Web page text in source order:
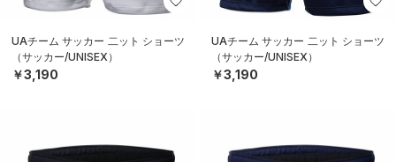
UAチーム サッカー 二ット ショーツ
（サッカー/UNISEX）
￥3,190
UAチーム サッカー 二ット ショーツ
（サッカー/UNISEX）
￥3,190